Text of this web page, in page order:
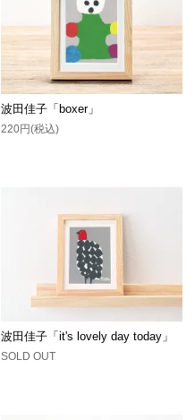
波田佳子「boxer」
220円(税込)
波田佳子「it's lovely day today」
SOLD OUT